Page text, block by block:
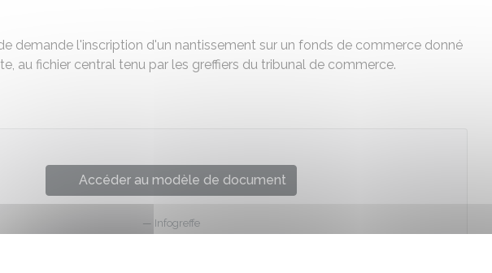
demande l'inscription d'un nantissement sur un fonds de commerce donné
au fichier central tenu par les greffiers du tribunal de commerce.
Accéder au modèle de document
Infogreffe